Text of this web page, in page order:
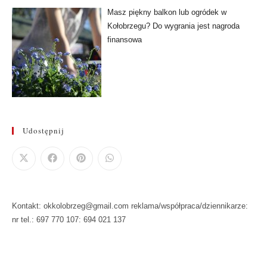
Masz piękny balkon lub ogródek w
Kołobrzegu? Do wygrania jest nagroda
finansowa
Udostępnij
Kontakt: okkolobrzeg@gmail.com reklama/współpraca/dziennikarze:
nr tel.: 697 770 107: 694 021 137